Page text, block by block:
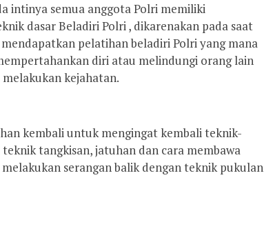
intinya semua anggota Polri memiliki
dasar Beladiri Polri , dikarenakan pada saat
pelatihan beladiri Polri yang mana
diri atau melindungi orang lain
kejahatan.
kembali untuk mengingat kembali teknik-
tangkisan, jatuhan dan cara membawa
serangan balik dengan teknik pukulan